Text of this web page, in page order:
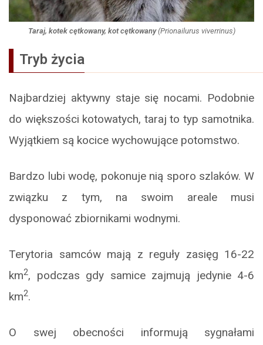
Taraj, kotek cętkowany, kot cętkowany(Prionailurus viverrinus)
Tryb życia
Najbardziej aktywny staje się nocami. Podobnie
do większości kotowatych, taraj to typ samotnika.
Wyjątkiem są kocice wychowujące potomstwo.
Bardzo lubi wodę, pokonuje nią sporo szlaków. W
związku z tym, na swoim areale musi
dysponować zbiornikami wodnymi.
Terytoria samców mają z reguły zasięg 16-22
km2, podczas gdy samice zajmują jedynie 4-6
km2.
O swej obecności informują sygnałami